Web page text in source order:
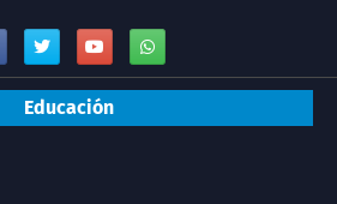
Educación